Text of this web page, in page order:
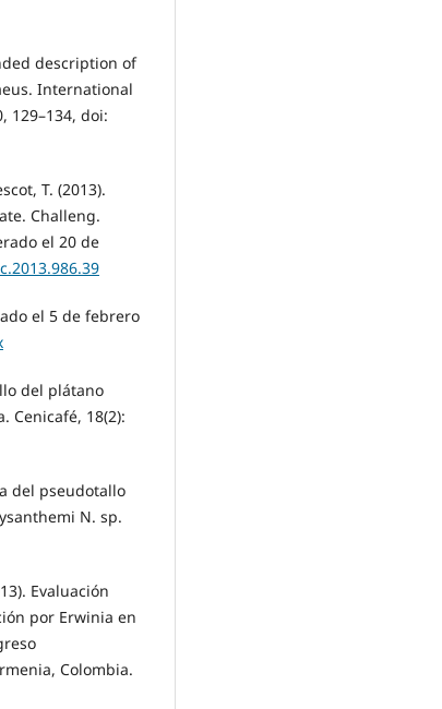
description of
International
129–134, doi:
T. (2013).
Challeng.
el 20 de
el 5 de febrero
del plátano
Cenicafé, 18(2):
del pseudotallo
N. sp.
Evaluación
por Erwinia en
Colombia.